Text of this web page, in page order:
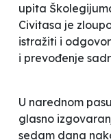
upita
Civitasa je
istražiti i
i prevođenje
U narednom
glasno
sedam dana